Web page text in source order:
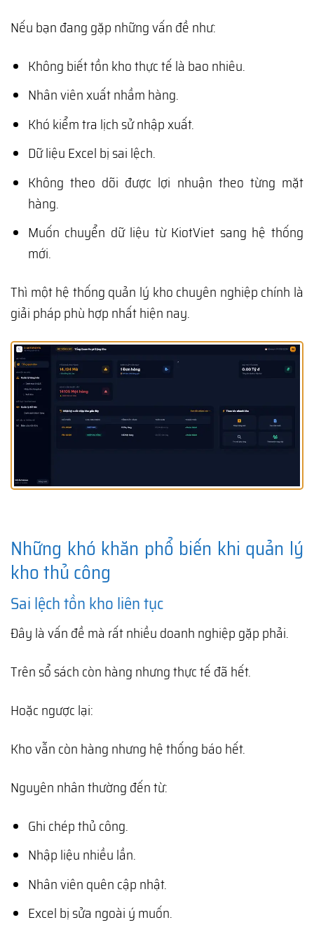
Nếu bạn đang gặp những vấn đề như:
Không biết tồn kho thực tế là bao nhiêu.
Nhân viên xuất nhầm hàng.
Khó kiểm tra lịch sử nhập xuất.
Dữ liệu Excel bị sai lệch.
Không theo dõi được lợi nhuận theo từng mặt
hàng.
Muốn chuyển dữ liệu từ KiotViet sang hệ thống
mới.
Thì một hệ thống quản lý kho chuyên nghiệp chính là
giải pháp phù hợp nhất hiện nay.
Những khó khăn phổ biến khi quản lý
kho thủ công
Sai lệch tồn kho liên tục
Đây là vấn đề mà rất nhiều doanh nghiệp gặp phải.
Trên sổ sách còn hàng nhưng thực tế đã hết.
Hoặc ngược lại:
Kho vẫn còn hàng nhưng hệ thống báo hết.
Nguyên nhân thường đến từ:
Ghi chép thủ công.
Nhập liệu nhiều lần.
Nhân viên quên cập nhật.
Excel bị sửa ngoài ý muốn.